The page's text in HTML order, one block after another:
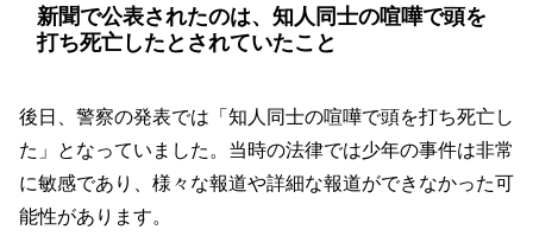
新聞で公表されたのは、知人同士の喧嘩で頭を
打ち死亡したとされていたこと
後日、警察の発表では「知人同士の喧嘩で頭を打ち死亡し
た」となっていました。当時の法律では少年の事件は非常
に敏感であり、様々な報道や詳細な報道ができなかった可
能性があります。